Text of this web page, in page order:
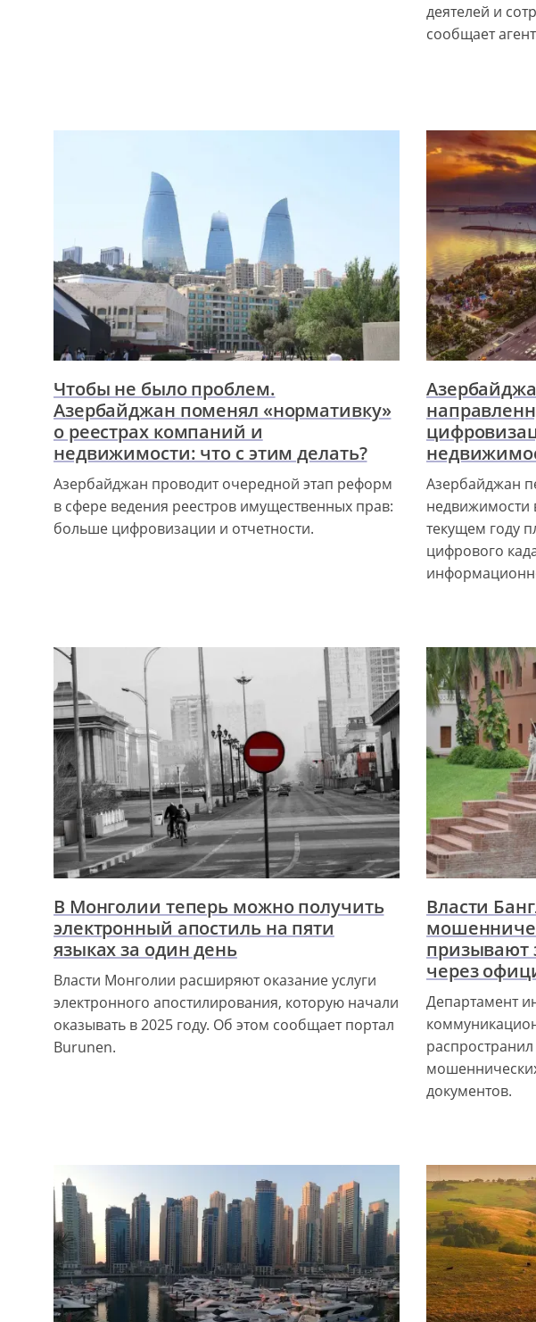
деятелей и
сообщает
Чтобы не было проблем.
Азербайджан поменял «нормативку»
о реестрах компаний и
недвижимости: что с этим делать?
Азербайджан проводит очередной этап реформ
в сфере ведения реестров имущественных прав:
больше цифровизации и отчетности.
Азербайджан
недвижимости
текущем году
цифрового
В Монголии теперь можно получить
электронный апостиль на пяти
языках за один день
Власти Монголии расширяют оказание услуги
электронного апостилирования, которую начали
оказывать в 2025 году. Об этом сообщает портал
Burunen.
Власти
призывают
через
Департамент
документов.